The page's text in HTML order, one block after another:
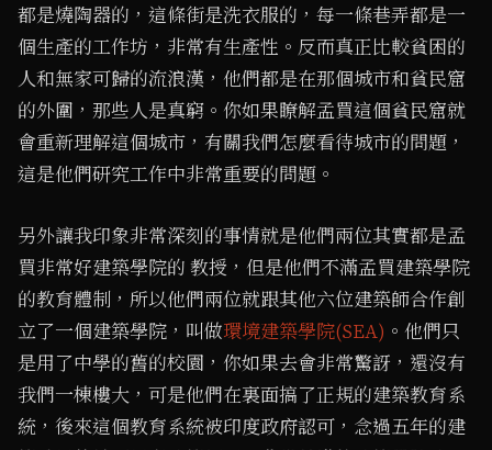
都是燒陶器的，這條街是洗衣服的，每一條巷弄都是一
個生產的工作坊，非常有生產性。反而真正比較貧困的
人和無家可歸的流浪漢，他們都是在那個城市和貧民窟
的外圍，那些人是真窮。你如果瞭解孟買這個貧民窟就
會重新理解這個城市，有關我們怎麼看待城市的問題，
這是他們研究工作中非常重要的問題。
另外讓我印象非常深刻的事情就是他們兩位其實都是孟
買非常好建築學院的 教授，但是他們不滿孟買建築學院
的教育體制，所以他們兩位就跟其他六位建築師合作創
立了一個建築學院，叫做環境建築學院(SEA) 。他們只
是用了中學的舊的校園，你如果去會非常驚訝，還沒有
我們一棟樓大，可是他們在裏面搞了正規的建築教育系
統，後來這個教育系統被印度政府認可，念過五年的建